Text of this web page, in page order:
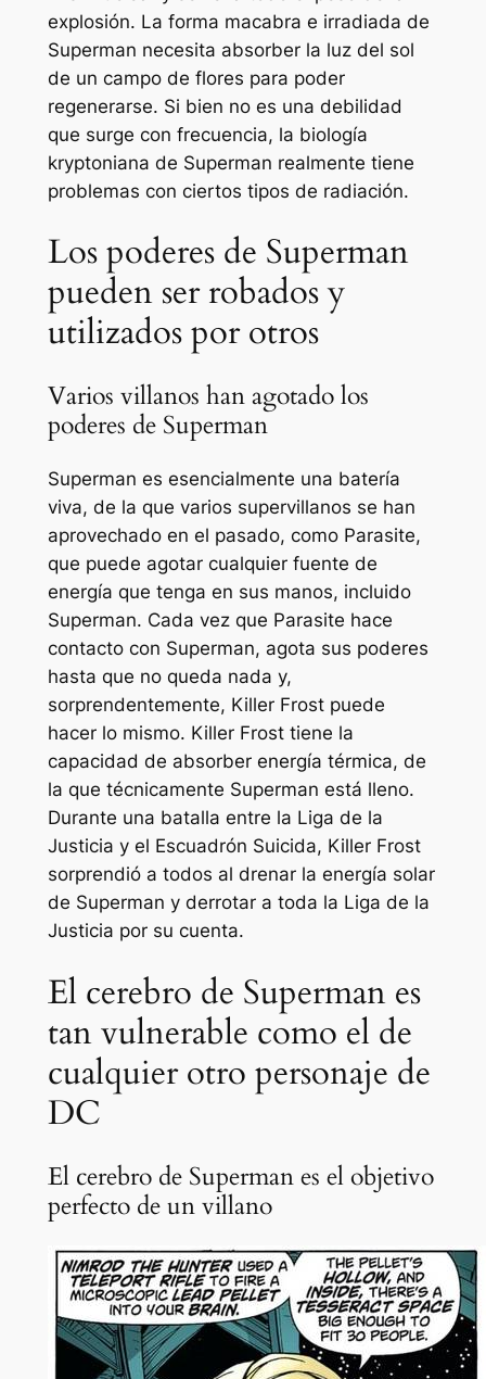
explosión. La forma macabra e irradiada de
Superman necesita absorber la luz del sol
de un campo de flores para poder
regenerarse. Si bien no es una debilidad
que surge con frecuencia, la biología
kryptoniana de Superman realmente tiene
problemas con ciertos tipos de radiación.
Los poderes de Superman
pueden ser robados y
utilizados por otros
Varios villanos han agotado los
poderes de Superman
Superman es esencialmente una batería
viva, de la que varios supervillanos se han
aprovechado en el pasado, como Parasite,
que puede agotar cualquier fuente de
energía que tenga en sus manos, incluido
Superman. Cada vez que Parasite hace
contacto con Superman, agota sus poderes
hasta que no queda nada y,
sorprendentemente, Killer Frost puede
hacer lo mismo. Killer Frost tiene la
capacidad de absorber energía térmica, de
la que técnicamente Superman está lleno.
Durante una batalla entre la Liga de la
Justicia y el Escuadrón Suicida, Killer Frost
sorprendió a todos al drenar la energía solar
de Superman y derrotar a toda la Liga de la
Justicia por su cuenta.
El cerebro de Superman es
tan vulnerable como el de
cualquier otro personaje de
DC
El cerebro de Superman es el objetivo
perfecto de un villano